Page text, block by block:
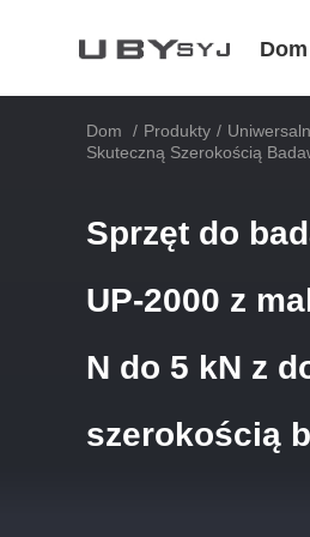
Dom
Dom / Produkty /
Skuteczną Szerokością
Sprzęt do
UP-2000 z
N do 5 kN z
szerokością